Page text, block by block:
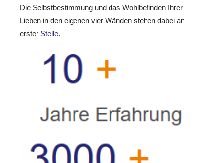
Die Selbstbestimmung und das Wohlbefinden Ihrer
Lieben in den eigenen vier Wänden stehen dabei an
erster Stelle.